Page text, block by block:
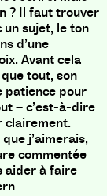
? Il faut trouver
sujet, le ton
d’une
Avant cela
tout, son
patience pour
– c’est-à-dire
clairement.
j’aimerais,
commentée
aider à faire